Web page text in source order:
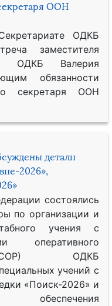
ООН
ОДКБ
заместителя
ОДКБ Валерия
обязанности
секретаря ООН
детали
2026»,
состоялись
по организации и
учения с
оперативного
ОДКБ
учений с
«Поиск-2026» и
обеспечения